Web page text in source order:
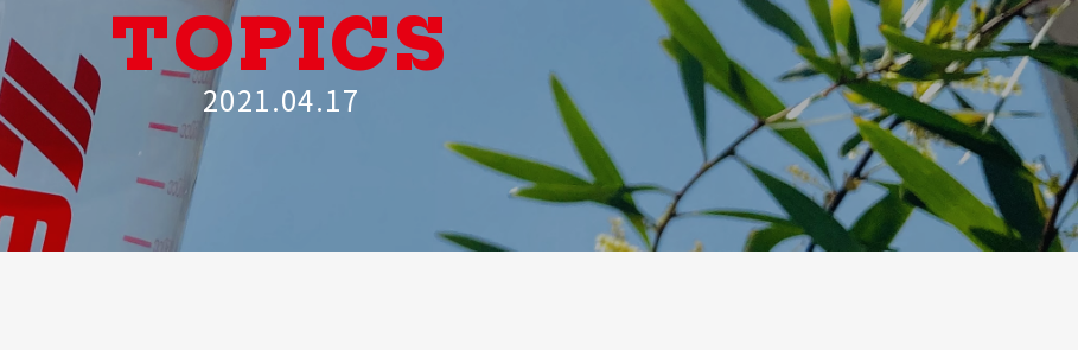
TOPICS
2021.04.17